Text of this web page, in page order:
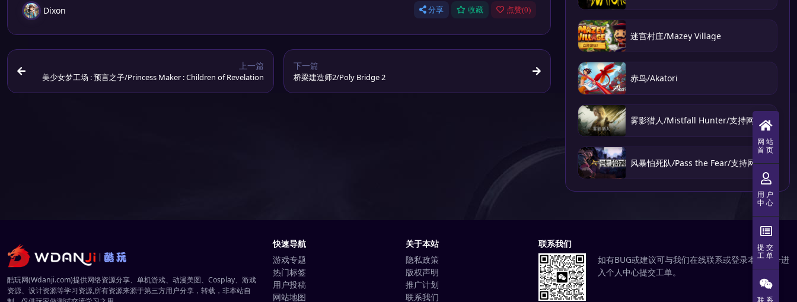
Dixon 分享 收藏 点赞(0)
上一篇
美少女梦工场 : 预言之子/Princess Maker : Children of Revelation
下一篇
桥梁建造师2/Poly Bridge 2
迷宫村庄/Mazey Village
赤鸟/Akatori
雾影猎人/Mistfall Hunter/支持网络联机
风暴怕死队/Pass the Fear/支持网络联机
酷玩网(Wdanji.com)提供网络资源分享、单机游戏、动漫美图、Cosplay、游戏
资源、设计资源等学习资源,所有资源来源于第三方用户分享，转载，非本站自
快速导航
游戏专题
热门标签
用户投稿
网站地图
关于本站
隐私政策
版权声明
推广计划
联系我们
联系我们
如有BUG或建议可与我们在线联系或登录本站账号进
入个人中心提交工单。
网站
首页
用户
中心
提交
工单
联系